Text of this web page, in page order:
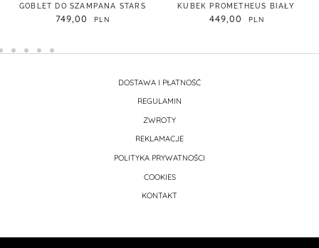
GOBLET DO SZAMPANA STARS
749,00
KUBEK PROMETHEUS BIAŁY
449,00
DOSTAWA I PŁATNOŚĆ
REGULAMIN
ZWROTY
REKLAMACJE
POLITYKA PRYWATNOŚCI
COOKIES
KONTAKT